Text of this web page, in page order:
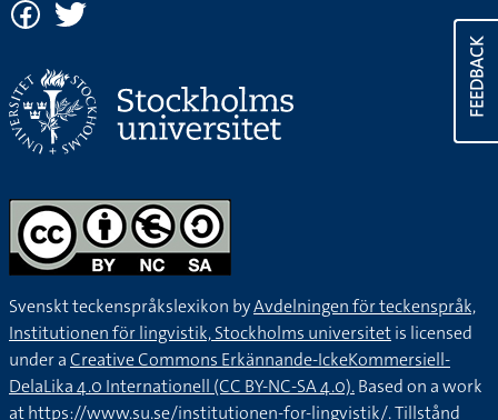
FEEDBACK
Svenskt teckenspråkslexikon byAvdelningen för teckenspråk,
Institutionen för lingvistik, Stockholms universitetis licensed
under aCreative Commons Erkännande-IckeKommersiell-
DelaLika 4.0 Internationell (CC BY-NC-SA 4.0).Based on a work
athttps://www.su.se/institutionen-for-lingvistik/. Tillstånd